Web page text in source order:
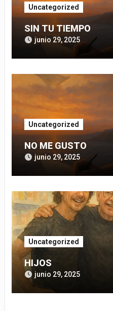
Uncategorized
SIN TU TIEMPO
junio 29, 2025
Uncategorized
NO ME GUSTO
junio 29, 2025
Uncategorized
HIJOS
junio 29, 2025